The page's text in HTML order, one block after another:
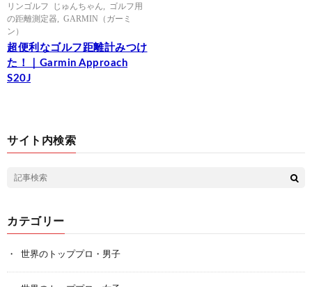
リンゴルフ じゅんちゃん
ゴルフ用
の距離測定器
GARMIN（ガーミ
ン）
超便利なゴルフ距離計みつけ
た！｜Garmin Approach
S20J
サイト内検索
カテゴリー
世界のトッププロ・男子